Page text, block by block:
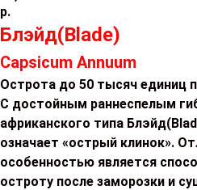
р.
Блэйд(Blade)
Capsicum Annuum
Острота до 50 тысяч единиц
С достойным раннеспелым
африканского типа
означает «острый клинок».
особенностью является
остроту после заморозки и